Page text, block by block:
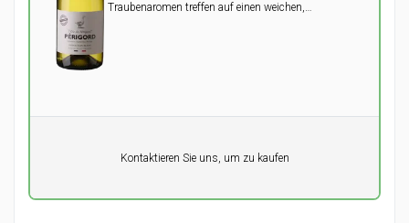
Traubenaromen treffen auf einen weichen,
Kontaktieren Sie uns, um zu kaufen